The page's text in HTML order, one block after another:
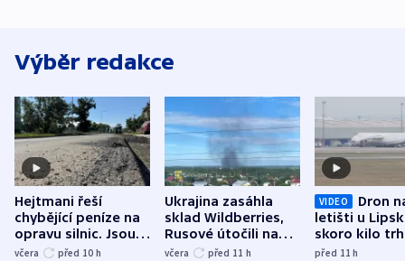
Výběr redakce
Hejtmani řeší
chybějící peníze na
opravu silnic. Jsou
nenárokové, namítá
včera před 10 h
Ukrajina zasáhla
sklad Wildberries,
Rusové útočili na
trh, hasiče či
včera před 11 h
VIDEO
Dron
letišti u
skoro kilo
indicie
před 11h